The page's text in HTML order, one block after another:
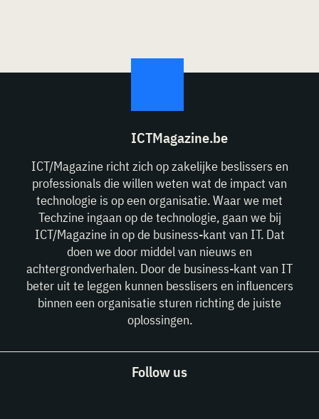
ICTMagazine.be
ICT/Magazine richt zich op zakelijke beslissers en
professionals die willen weten wat de impact van
technologie is op een organisatie. Waar we met
Techzine ingaan op de technologie, gaan we bij
ICT/Magazine in op de business-kant van IT. Dat
doen we door middel van nieuws en
achtergrondverhalen. Door de business-kant van IT
beter uit te leggen kunnen besslisers en influencers
binnen een organisatie sturen richting de juiste
oplossingen.
Follow us